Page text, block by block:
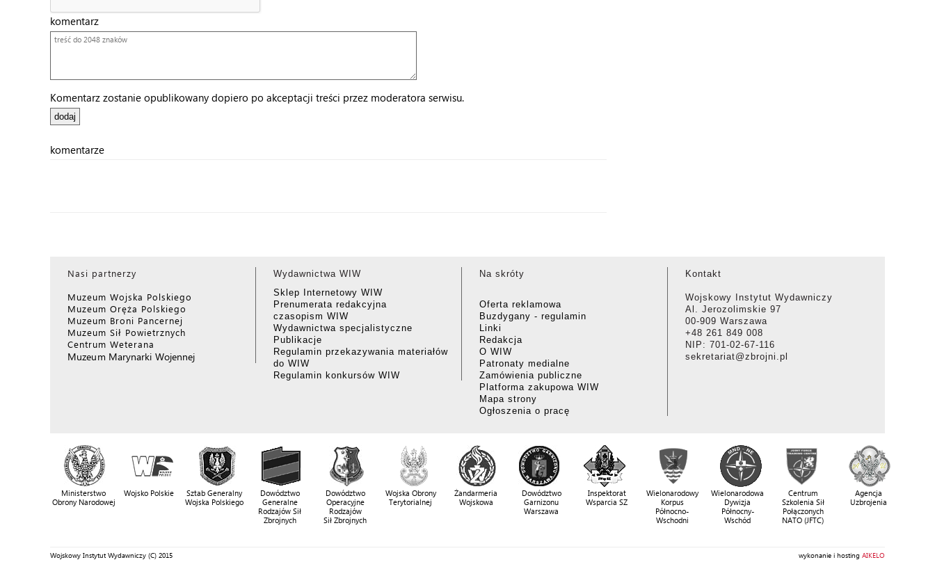
komentarz
Komentarz zostanie opublikowany dopiero po akceptacji treści przez moderatora serwisu.
komentarze
Nasi partnerzy
Muzeum Wojska Polskiego
Muzeum Oręża Polskiego
Muzeum Broni Pancernej
Muzeum Sił Powietrznych
Centrum Weterana
Muzeum Marynarki Wojennej
Wydawnictwa WIW
Sklep Internetowy WIW
Prenumerata redakcyjna
czasopism WIW
Wydawnictwa specjalistyczne
Publikacje
Regulamin przekazywania materiałów
do WIW
Regulamin konkursów WIW
Na skróty
Oferta reklamowa
Buzdygany - regulamin
Linki
Redakcja
O WIW
Patronaty medialne
Zamówienia publiczne
Platforma zakupowa WIW
Mapa strony
Ogłoszenia o pracę
Kontakt
Wojskowy Instytut Wydawniczy
Al. Jerozolimskie 97
00-909 Warszawa
+48 261 849 008
NIP: 701-02-67-116
sekretariat@zbrojni.pl
Ministerstwo
Obrony Narodowej
Wojsko Polskie
Sztab Generalny
Wojska Polskiego
Dowództwo
Generalne
Rodzajów Sił
Zbrojnych
Dowództwo
Operacyjne
Rodzajów
Sił Zbrojnych
Wojska Obrony
Terytorialnej
Żandarmeria
Wojskowa
Dowództwo
Garnizonu
Warszawa
Inspektorat
Wsparcia SZ
Wielonarodowy
Korpus
Północno-
Wschodni
Wielonarodowa
Dywizja
Północny-
Wschód
Centrum
Szkolenia Sił
Połączonych
NATO (JFTC)
Agencja
Uzbrojenia
Wojskowy Instytut Wydawniczy (C) 2015 wykonanie i hosting AIKELO